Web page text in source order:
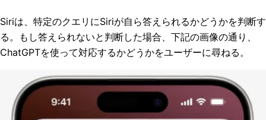
Siriは、特定のクエリにSiriが自ら答えられるかどうかを判断す
る。もし答えられないと判断した場合、下記の画像の通り、
ChatGPTを使って対応するかどうかをユーザーに尋ねる。